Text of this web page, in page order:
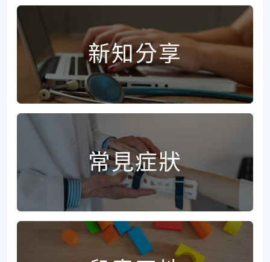
新知分享
常見症狀